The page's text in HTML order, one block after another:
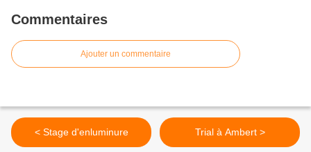
Commentaires
Ajouter un commentaire
< Stage d'enluminure Trial à Ambert >